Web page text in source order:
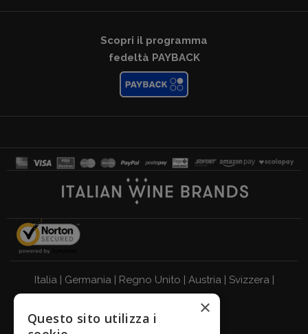
Scopri il programma
fedeltà PAYBACK
Italia | Germania | Regno Unito | Austria | Svizzera |
Belgio
BEVI RESPONSABILMENTE
×
Questo sito utilizza i